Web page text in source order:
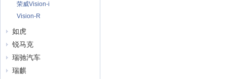
荣威Vision-i
Vision-R
如虎
锐马克
瑞驰汽车
瑞麒